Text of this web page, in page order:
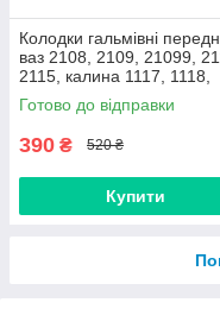
Колодки гальмівні
ваз 2108, 2109, 21099,
2115, калина 1117, 1118,
1119, приора 2170 (Raf,
Латвія)
Готово до відправки
390 ₴ 520 ₴
Купити